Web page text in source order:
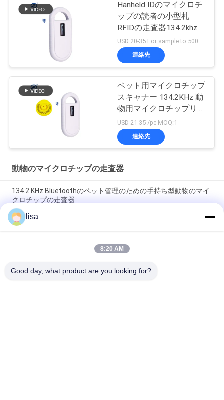
Hanheld IDのマイクロチ
ップの読者の小型札
RFIDの走査器134.2khz
USD 20-35 For sample to 500pcs MOQ:1PCS
連絡先
ペット用マイクロチップ
スキャナー 134.2KHz 動
物用マイクロチップリー
ダー PT160 マイクロチ
ップ犬用
USD 21-35 /pc MOQ:1
連絡先
動物のマイクロチップの走査器
134.2 KHz Bluetoothのペット管理のための手持ち型動物のマイ
クロチップの走査器
動物ID用のRFIDリーダー 動物チップPT290UHFペットマイクロ
チップスキャナー 動物タグリーダー
PT290 長距離 RFID イヤータグリーダー 防水 IP66 134.2KHz 動
lisa
8:20 AM
Good day, what product are you looking for?